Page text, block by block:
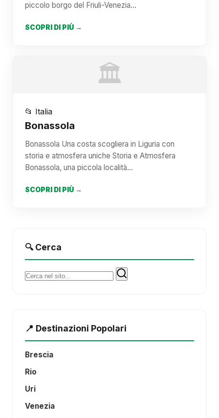
piccolo borgo del Friuli-Venezia…
SCOPRI DI PIÙ →
🏛️
📂 Italia
Bonassola
Bonassola Una costa scogliera in Liguria con
storia e atmosfera uniche Storia e Atmosfera
Bonassola, una piccola località…
SCOPRI DI PIÙ →
🔍 Cerca
Cerca:
📍 Destinazioni Popolari
Brescia
Rio
Uri
Venezia